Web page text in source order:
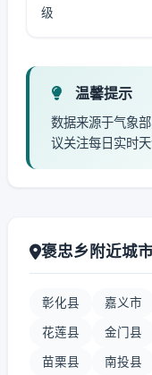
级
温馨提示
数据来源于气象
议关注每日实时
褒忠乡附近城
彰化县 嘉义市
花莲县 金门县
苗栗县 南投县